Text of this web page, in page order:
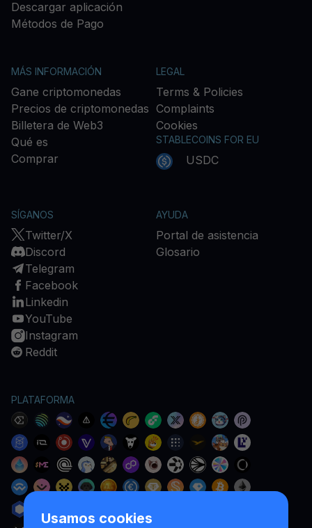
Usamos cookies
Descargar aplicación
Métodos de Pago
MÁS INFORMACIÓN
Gane criptomonedas
Precios de criptomonedas
Billetera de Web3
Qué es
Comprar
LEGAL
Terms & Policies
Complaints
Cookies
STABLECOINS FOR EU
USDC
SÍGANOS
Twitter/X
Discord
Telegram
Facebook
Linkedin
YouTube
Instagram
Reddit
AYUDA
Portal de asistencia
Glosario
PLATAFORMA